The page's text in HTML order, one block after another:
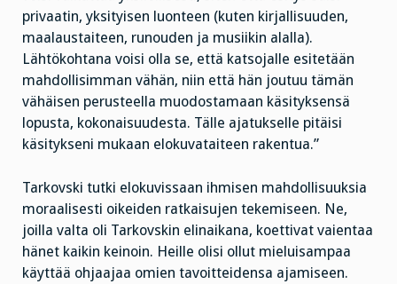
privaatin, yksityisen luonteen (kuten kirjallisuuden,
maalaustaiteen, runouden ja musiikin alalla).
Lähtökohtana voisi olla se, että katsojalle esitetään
mahdollisimman vähän, niin että hän joutuu tämän
vähäisen perusteella muodostamaan käsityksensä
lopusta, kokonaisuudesta. Tälle ajatukselle pitäisi
käsitykseni mukaan elokuvataiteen rakentua.”
Tarkovski tutki elokuvissaan ihmisen mahdollisuuksia
moraalisesti oikeiden ratkaisujen tekemiseen. Ne,
joilla valta oli Tarkovskin elinaikana, koettivat vaientaa
hänet kaikin keinoin. Heille olisi ollut mieluisampaa
käyttää ohjaajaa omien tavoitteidensa ajamiseen.